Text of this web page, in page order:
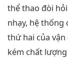
thể thao đòi
nhạy, hệ thống
thứ hai của
kém chất